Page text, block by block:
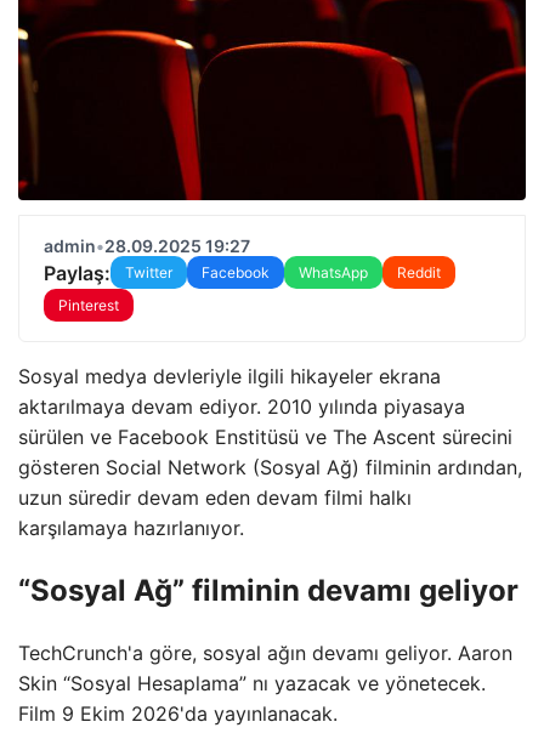
admin•28.09.2025 19:27
Paylaş: Twitter Facebook WhatsApp
Reddit
Pinterest
Sosyal medya devleriyle ilgili hikayeler ekrana
aktarılmaya devam ediyor. 2010 yılında piyasaya
sürülen ve Facebook Enstitüsü ve The Ascent sürecini
gösteren Social Network (Sosyal Ağ) filminin ardından,
uzun süredir devam eden devam filmi halkı
karşılamaya hazırlanıyor.
“Sosyal Ağ” filminin devamı geliyor
TechCrunch'a göre, sosyal ağın devamı geliyor. Aaron
Skin “Sosyal Hesaplama” nı yazacak ve yönetecek.
Film 9 Ekim 2026'da yayınlanacak.